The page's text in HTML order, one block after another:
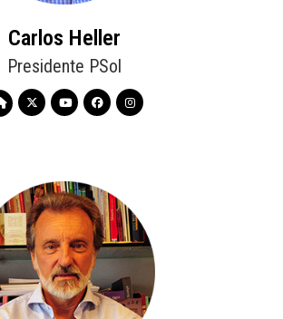
Carlos Heller
Presidente PSol